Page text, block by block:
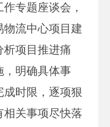
专题座谈会，
物流中心项目建
析项目推进痛
，明确具体事
时限，逐项狠
关事项尽快落